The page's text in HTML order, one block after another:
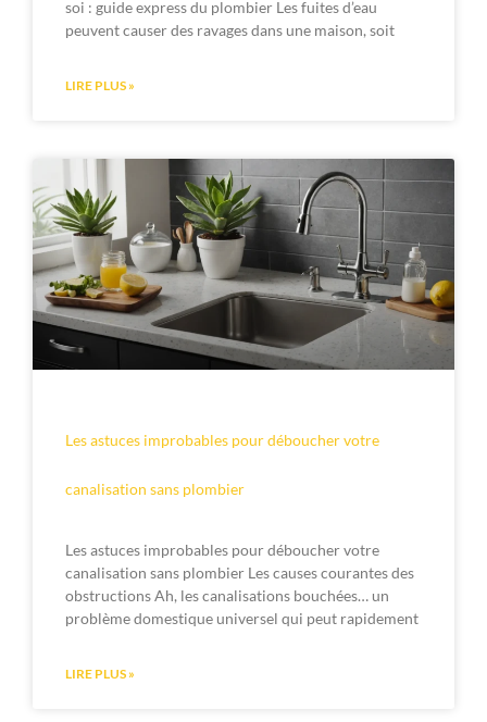
soi : guide express du plombier Les fuites d’eau
peuvent causer des ravages dans une maison, soit
LIRE PLUS »
Les astuces improbables pour déboucher votre
canalisation sans plombier
Les astuces improbables pour déboucher votre
canalisation sans plombier Les causes courantes des
obstructions Ah, les canalisations bouchées… un
problème domestique universel qui peut rapidement
LIRE PLUS »